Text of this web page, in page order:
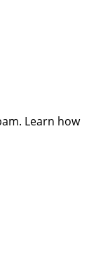
Learn how